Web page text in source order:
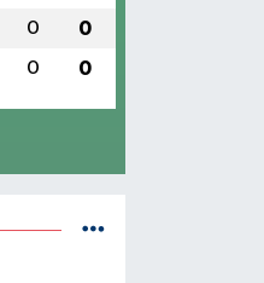
0 0
0 0